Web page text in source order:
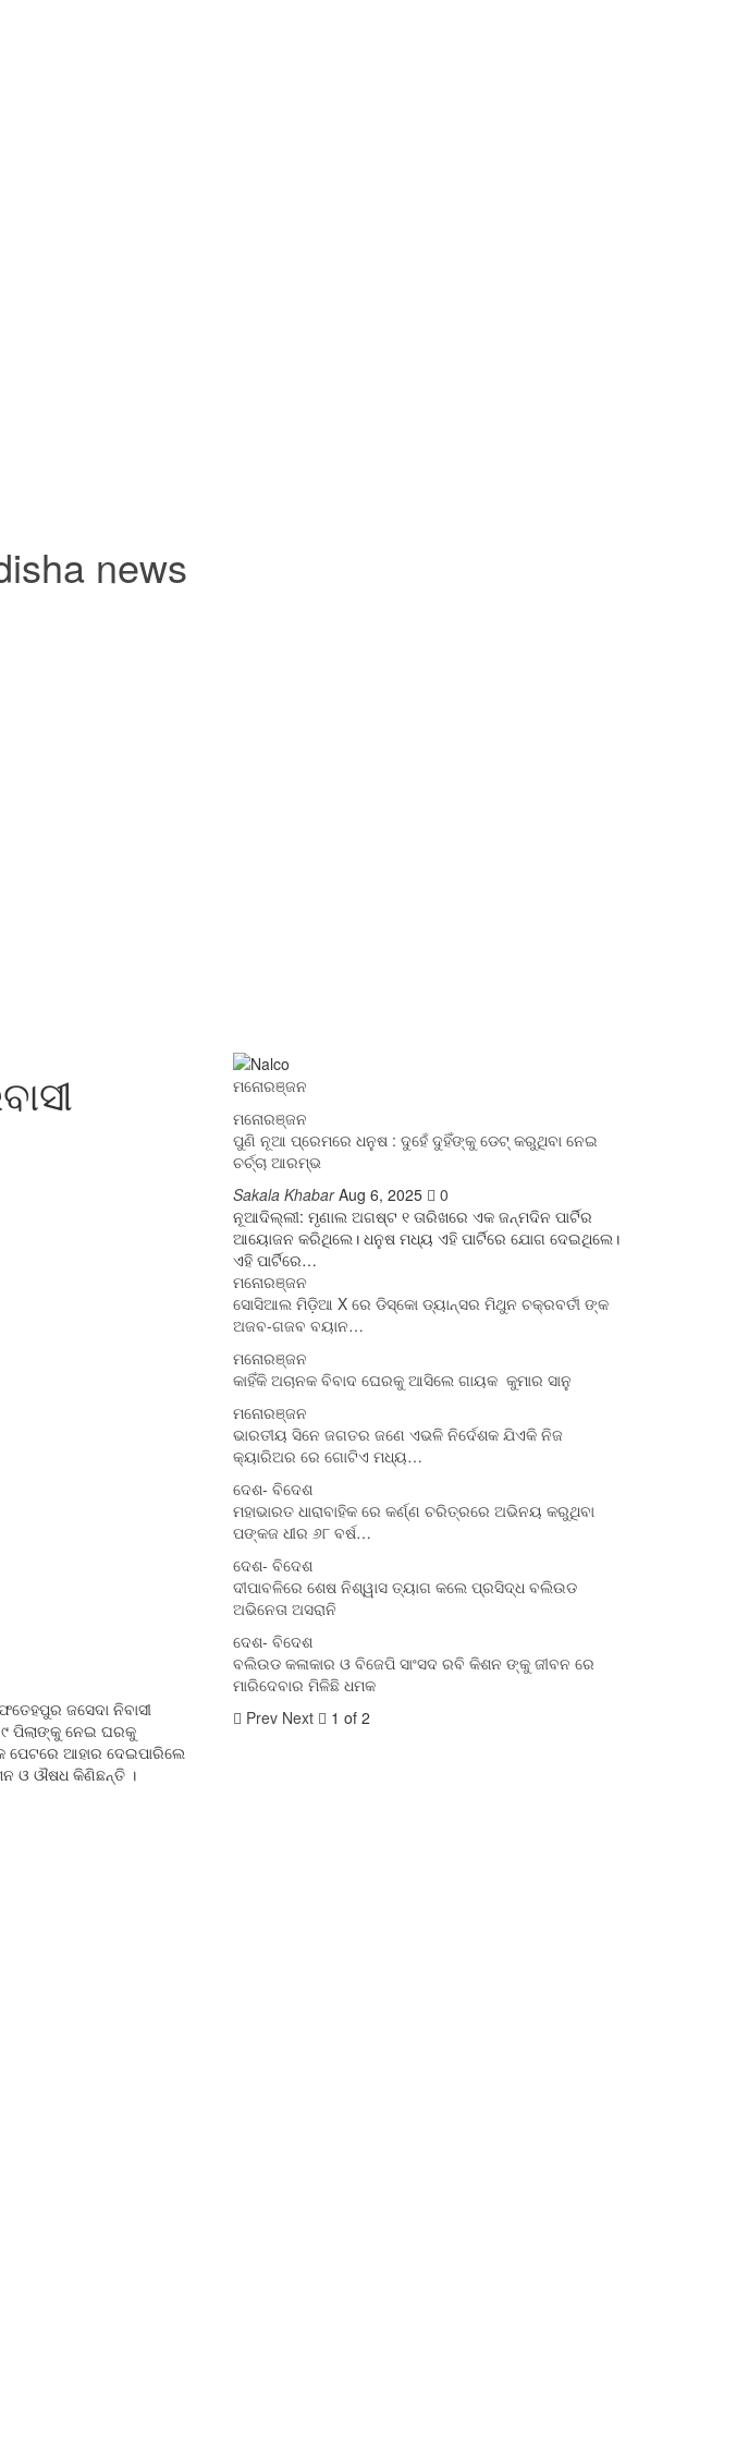
news
ଜସେଦା ନିବାସୀ
ପିଲାଙ୍କୁ ନେଇ ଘରକୁ
ପେଟରେ ଆହାର ଦେଇପାରିଲେ
ଓ ଔଷଧ କିଣିଛନ୍ତି ।
ମନୋରଞ୍ଜନ
ମନୋରଞ୍ଜନ
ପୁଣି ନୂଆ ପ୍ରେମରେ ଧନୁଷ : ଦୁହେଁ ଦୁହିଁଙ୍କୁ ଡେଟ୍ କରୁଥିବା ନେଇ
ଚର୍ଚ୍ଚା ଆରମ୍ଭ
Sakala KhabarAug 6, 2025
0
ନୂଆଦିଲ୍ଲୀ: ମୃଣାଲ ଅଗଷ୍ଟ ୧ ତାରିଖରେ ଏକ ଜନ୍ମଦିନ ପାର୍ଟିର
ଆୟୋଜନ କରିଥିଲେ। ଧନୁଷ ମଧ୍ୟ ଏହି ପାର୍ଟିରେ ଯୋଗ ଦେଇଥିଲେ।
ଏହି ପାର୍ଟିରେ…
ମନୋରଞ୍ଜନ
ସୋସିଆଲ ମିଡ଼ିଆ X ରେ ଡିସ୍କୋ ଡ୍ୟାନ୍ସର ମିଥୁନ ଚକ୍ରବର୍ତୀ ଙ୍କ
ଅଜବ-ଗଜବ ବୟାନ…
ମନୋରଞ୍ଜନ
କାହିଁକି ଅଚାନକ ବିବାଦ ଘେରକୁ ଆସିଲେ ଗାୟକ କୁମାର ସାନୁ
ମନୋରଞ୍ଜନ
ଭାରତୀୟ ସିନେ ଜଗତର ଜଣେ ଏଭଳି ନିର୍ଦେଶକ ଯିଏକି ନିଜ
କ୍ୟାରିଅର ରେ ଗୋଟିଏ ମଧ୍ୟ…
ଦେଶ- ବିଦେଶ
ମହାଭାରତ ଧାରାବାହିକ ରେ କର୍ଣ୍ଣ ଚରିତ୍ରରେ ଅଭିନୟ କରୁଥିବା
ପଙ୍କଜ ଧୀର ୬୮ ବର୍ଷ…
ଦେଶ- ବିଦେଶ
ଦୀପାବଳିରେ ଶେଷ ନିଶ୍ୱାସ ତ୍ୟାଗ କଲେ ପ୍ରସିଦ୍ଧ ବଲିଉଡ
ଅଭିନେତା ଅସରାନି
ଦେଶ- ବିଦେଶ
ବଲିଉଡ କଳାକାର ଓ ବିଜେପି ସାଂସଦ ରବି କିଶନ ଙ୍କୁ ଜୀବନ ରେ
ମାରିଦେବାର ମିଳିଛି ଧମକ
Prev Next 1 of 2